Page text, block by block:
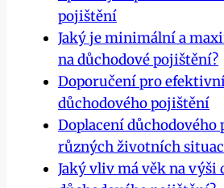
pojištění
Jaký je minimální a
na důchodové pojištění?
Doporučení pro
důchodového pojištění
Doplacení důchodového
různých životních
Jaký vliv má věk na výši